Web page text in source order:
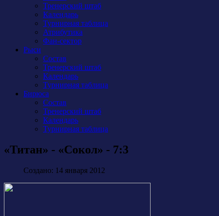
Тренерский штаб
Календарь
Турнирная таблица
Атрибутика
Фан-сектор
Рыси
Состав
Тренерский штаб
Календарь
Турнирная таблица
Бирюса
Состав
Тренерский штаб
Календарь
Турнирная таблица
«Титан» - «Сокол» - 7:3
Создано: 14 января 2012